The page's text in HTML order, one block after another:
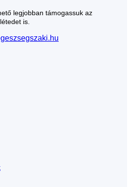
legjobban támogassuk az
is.